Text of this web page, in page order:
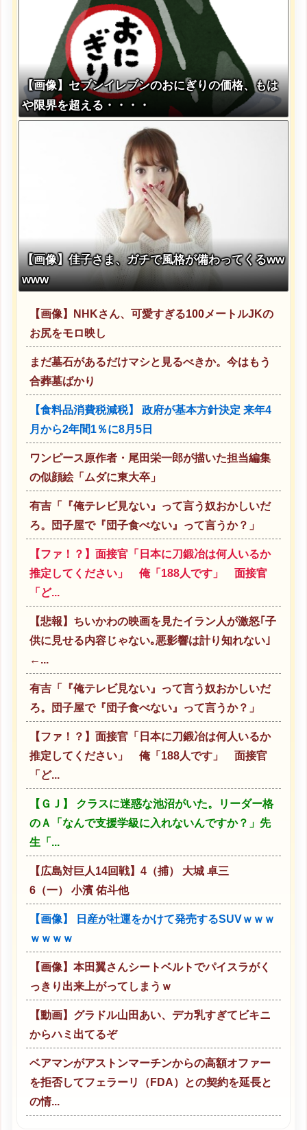
【画像】セブンイレブンのおにぎりの価格、もは
や限界を超える・・・・
【画像】佳子さま、ガチで風格が備わってくるww
www
【画像】NHKさん、可愛すぎる100メートルJKの
お尻をモロ映し
まだ墓石があるだけマシと見るべきか。今はもう
合葬墓ばかり
【食料品消費税減税】 政府が基本方針決定 来年4
月から2年間1％に8月5日
ワンピース原作者・尾田栄一郎が描いた担当編集
の似顔絵「ムダに東大卒」
有吉「『俺テレビ見ない』って言う奴おかしいだ
ろ。団子屋で『団子食べない』って言うか？」
【ファ！？】面接官「日本に刀鍛冶は何人いるか
推定してください」 俺「188人です」 面接官
「ど...
【悲報】ちいかわの映画を見たイラン人が激怒｢子
供に見せる内容じゃない｡悪影響は計り知れない｣
←...
有吉「『俺テレビ見ない』って言う奴おかしいだ
ろ。団子屋で『団子食べない』って言うか？」
【ファ！？】面接官「日本に刀鍛冶は何人いるか
推定してください」 俺「188人です」 面接官
「ど...
【ＧＪ】 クラスに迷惑な池沼がいた。リーダー格
のＡ「なんで支援学級に入れないんですか？」先
生「...
【広島対巨人14回戦】4（捕） 大城 卓三
6（一） 小濱 佑斗他
【画像】 日産が社運をかけて発売するSUVｗｗｗ
ｗｗｗｗ
【画像】本田翼さんシートベルトでパイスラがく
っきり出来上がってしまうｗ
【動画】グラドル山田あい、デカ乳すぎてビキニ
からハミ出てるぞ
ベアマンがアストンマーチンからの高額オファー
を拒否してフェラーリ（FDA）との契約を延長と
の情...